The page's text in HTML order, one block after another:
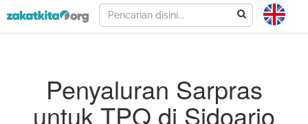
Penyaluran Sarpras
untuk TPQ di Sidoarjo